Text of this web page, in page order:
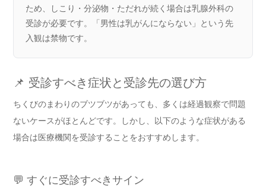
ため、しこり・分泌物・ただれが続く場合は乳腺外科の
受診が必要です。「男性は乳がんにならない」という先
入観は禁物です。
📌 受診すべき症状と受診先の選び方
ちくびのまわりのブツブツがあっても、多くは経過観察で問題
ないケースがほとんどです。しかし、以下のような症状がある
場合は医療機関を受診することをおすすめします。
💬 すぐに受診すべきサイン